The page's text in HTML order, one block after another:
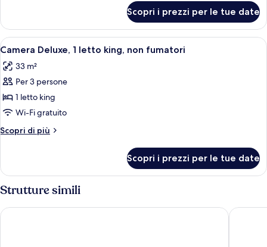
non
fumatori
2
letti
matrimoniali,
fumatori
Scopri i prezzi per le tue date
Apri
tutte
le
foto
per
Camera
Deluxe,
1
king,
non
fumatori
Biancheria da letto di alta qualità,
27
Camera Deluxe, 1 letto king, non fumatori
33 m²
Per 3 persone
1 letto king
Wi-Fi gratuito
Scopri di più
Altri
Deluxe,
1
letto
king,
non
Scopri i prezzi per le tue date
Strutture simili
Studio 6 Extended Stay - West Palm Beach, FL La